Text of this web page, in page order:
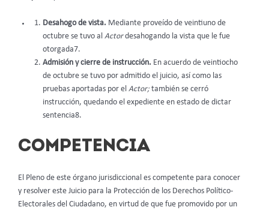
Desahogo de vista. Mediante proveído de veintiuno de
octubre se tuvo al Actordesahogando la vista que le fue
otorgada7.
Admisión y cierre de instrucción. En acuerdo de veintiocho
de octubre se tuvo por admitido el juicio, así como las
pruebas aportadas por el Actor; también se cerró
instrucción, quedando el expediente en estado de dictar
sentencia8.
COMPETENCIA
El Pleno de este órgano jurisdiccional es competente para conocer
y resolver este Juicio para la Protección de los Derechos Político-
Electorales del Ciudadano, en virtud de que fue promovido por un